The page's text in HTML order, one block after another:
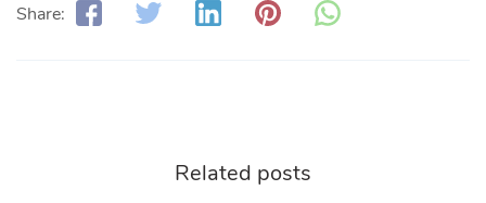
Share:
Related posts